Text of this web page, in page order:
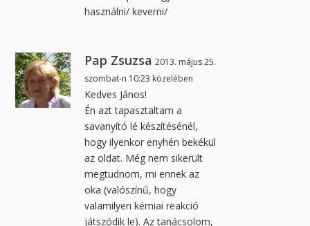
használni/ keverni/
Pap Zsuzsa 2013. május 25.
szombat-n 10:23 közelében
Kedves János!
Én azt tapasztaltam a
savanyító lé készítésénél,
hogy ilyenkor enyhén bekékül
az oldat. Még nem sikerült
megtudnom, mi ennek az
oka (valószínű, hogy
valamilyen kémiai reakció
játszódik le). Az tanácsolom,